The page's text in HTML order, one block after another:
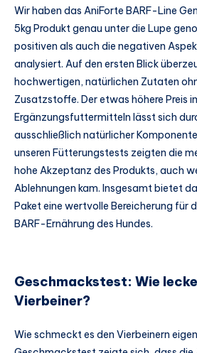
Wir haben das AniForte BARF-Line
5kg Produkt genau unter die Lupe
positiven als auch die negativen
analysiert. Auf den ersten Blick
hochwertigen, natürlichen Zutaten
Zusatzstoffe. Der etwas höhere Preis
Ergänzungsfuttermitteln lässt sich
ausschließlich natürlicher
unseren Fütterungstests zeigten die
hohe Akzeptanz des Produkts, auch
Ablehnungen kam. Insgesamt bietet
Paket eine wertvolle Bereicherung für
BARF-Ernährung des Hundes.
Geschmackstest: Wie
Vierbeiner?
Wie schmeckt es den Vierbeinern